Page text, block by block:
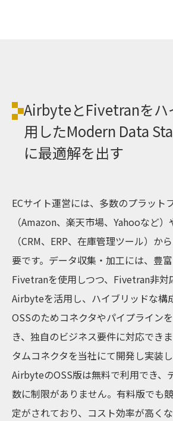
AirbyteとFivetranをハ
用したModern Data
に最適解を出す
ECサイト運営には、多数のプラット
（Amazon、楽天市場、Yahooなど
（CRM、ERP、在庫管理ツール）か
要です。データ収集・加工には、豊
Fivetranを使用しつつ、Fivetran非対
Airbyteを活用し、ハイブリッドな構
OSSのためコネクタやパイプライン
き、独自のビジネス要件に対応でき
タムコネクタを当社にて開発し実装
AirbyteのOSS版は無料で利用でき、
数に制限がありません。有料版でも
定がされており、コスト効率が高く